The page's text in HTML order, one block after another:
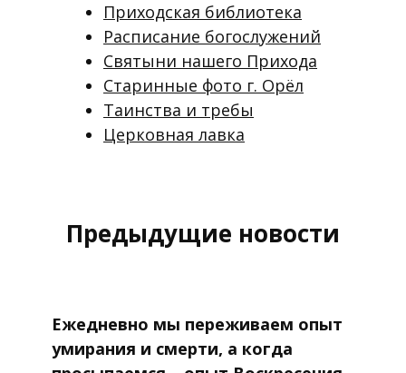
Приходская библиотека
Расписание богослужений
Святыни нашего Прихода
Старинные фото г. Орёл
Таинства и требы
Церковная лавка
Предыдущие новости
Ежедневно мы переживаем опыт
умирания и смерти, а когда